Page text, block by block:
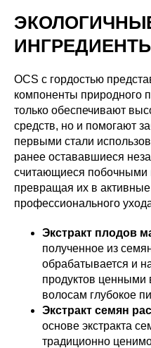
OCS с гордостью
компоненты природного
только обеспечивают
средств, но и помогают
первыми стали
ранее остававшиеся
считающиеся побочными
превращая их в
профессионального
Экстракт плодов
полученное из
обрабатывается и
продуктов ценными
волосам глубокое
Экстракт семян
основе экстракта
традиционно